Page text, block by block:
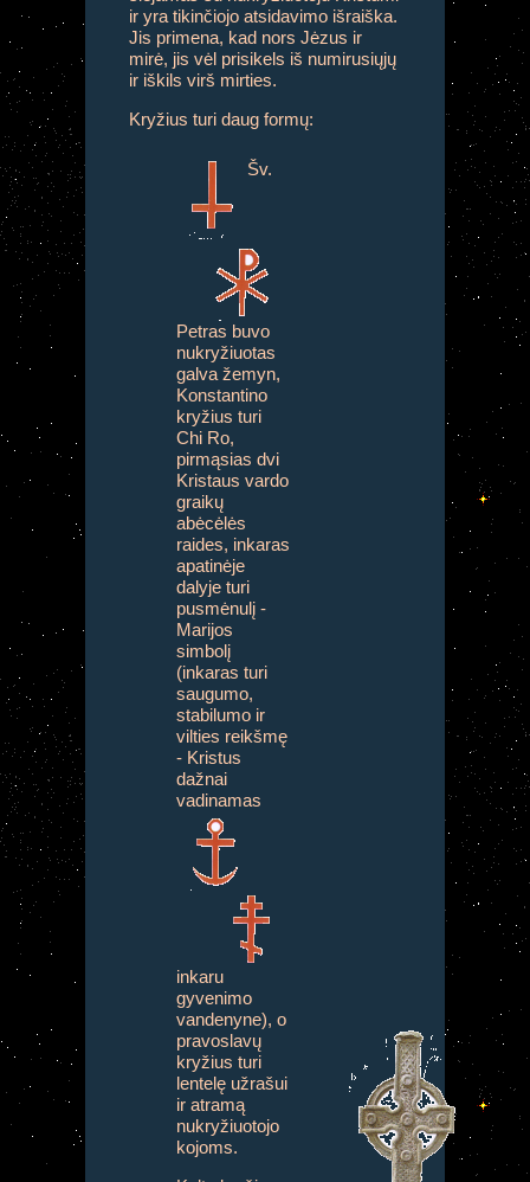
ir yra tikinčiojo atsidavimo išraiška.
Jis primena, kad nors Jėzus ir
mirė, jis vėl prisikels iš numirusiųjų
ir iškils virš mirties.
Kryžius turi daug formų:
Šv.
Petras buvo
nukryžiuotas
galva žemyn,
Konstantino
kryžius turi
Chi Ro,
pirmąsias dvi
Kristaus vardo
graikų
abėcėlės
raides, inkaras
apatinėje
dalyje turi
pusmėnulį -
Marijos
simbolį
(inkaras turi
saugumo,
stabilumo ir
vilties reikšmę
- Kristus
dažnai
vadinamas
inkaru
gyvenimo
vandenyne), o
pravoslavų
kryžius turi
lentelę užrašui
ir atramą
nukryžiuotojo
kojoms.